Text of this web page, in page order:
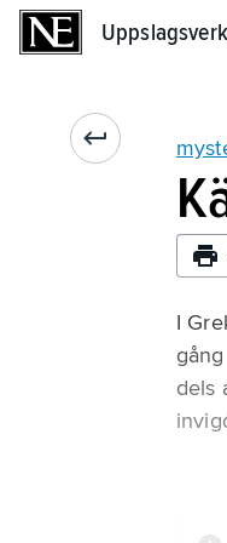
I
dels